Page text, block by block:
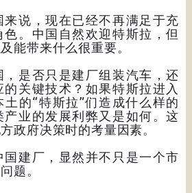
来说，现在已经不再满足于充
。中国自然欢迎特斯拉，但
能带来什么很重要。
，是否只是建厂组装汽车，还
关键技术？如果特斯拉进入
的“特斯拉”们造成什么样的
业的发展利弊又是如何。这
政府决策时的考量因素。
建厂，显然并不只是一个市
题。